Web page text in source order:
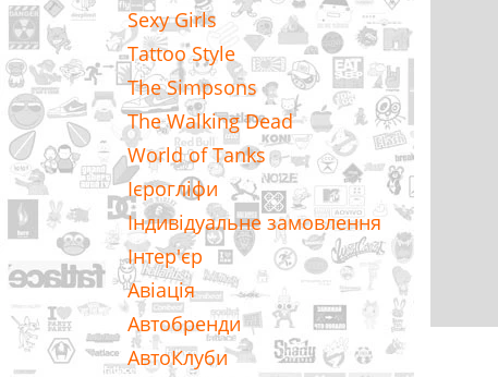
Sexy Girls
Tattoo Style
The Simpsons
The Walking Dead
World of Tanks
Ієрогліфи
Індивідуальне замовлення
Інтер'єр
Авіація
Автобренди
АвтоКлуби